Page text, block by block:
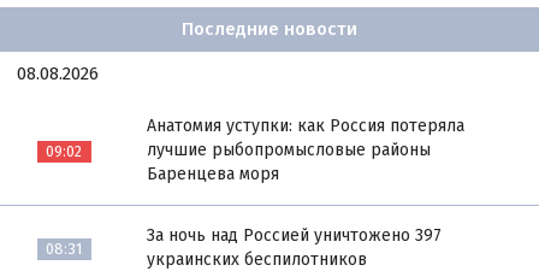
Последние новости
08.08.2026
09:02
Анатомия уступки: как Россия потеряла
лучшие рыбопромысловые районы
Баренцева моря
08:31
За ночь над Россией уничтожено 397
украинских беспилотников